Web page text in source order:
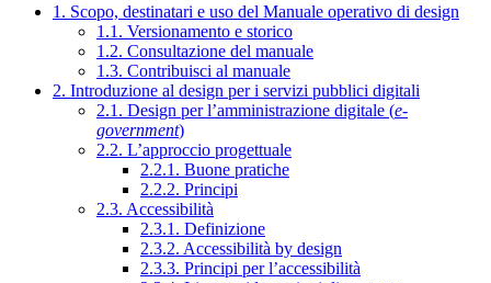
1. Scopo, destinatari e uso del Manuale operativo di design
1.1. Versionamento e storico
1.2. Consultazione del manuale
1.3. Contribuisci al manuale
2. Introduzione al design per i servizi pubblici digitali
2.1. Design per l’amministrazione digitale (e-
government)
2.2. L’approccio progettuale
2.2.1. Buone pratiche
2.2.2. Principi
2.3. Accessibilità
2.3.1. Definizione
2.3.2. Accessibilità by design
2.3.3. Principi per l’accessibilità